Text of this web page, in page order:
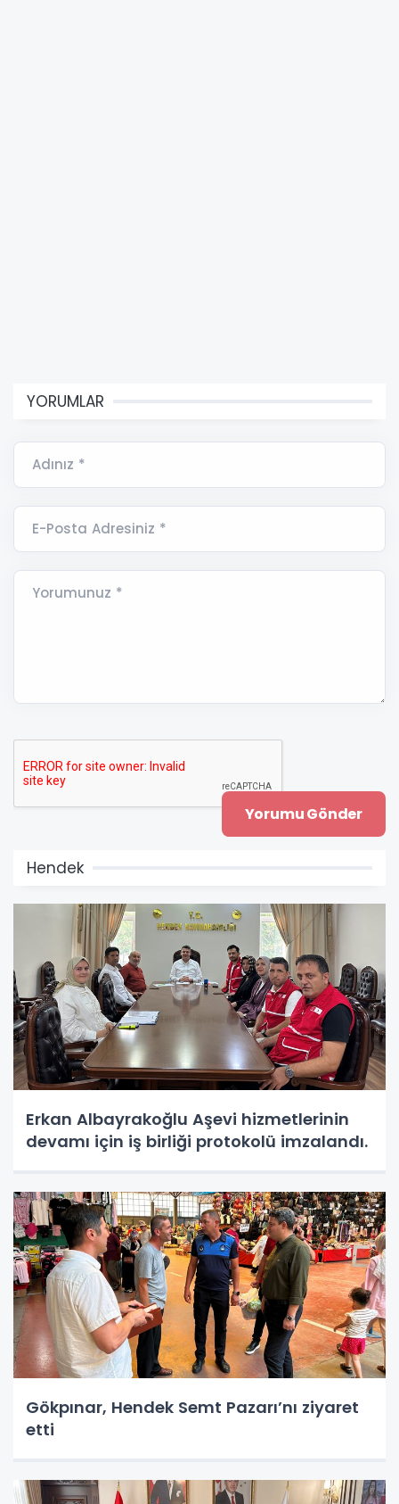
YORUMLAR
Adınız *
E-Posta Adresiniz *
Yorumunuz *
Hendek
Erkan Albayrakoğlu Aşevi hizmetlerinin
devamı için iş birliği protokolü imzalandı.
Gökpınar, Hendek Semt Pazarı’nı ziyaret
etti